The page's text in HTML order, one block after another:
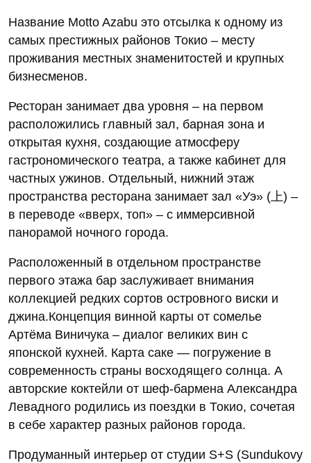
Название Motto Azabu это отсылка к одному из
самых престижных районов Токио – месту
проживания местных знаменитостей и крупных
бизнесменов.
Ресторан занимает два уровня – на первом
расположились главный зал, барная зона и
открытая кухня, создающие атмосферу
гастрономического театра, а также кабинет для
частных ужинов. Отдельный, нижний этаж
пространства ресторана занимает зал «Уэ» (上) –
в переводе «вверх, топ» – с иммерсивной
панорамой ночного города.
Расположенный в отдельном пространстве
первого этажа бар заслуживает внимания
коллекцией редких сортов островного виски и
джина.Концепция винной карты от сомелье
Артёма Виничука – диалог великих вин с
японской кухней. Карта саке — погружение в
современность страны восходящего солнца. А
авторские коктейли от шеф-бармена Александра
Левадного родились из поездки в Токио, сочетая
в себе характер разных районов города.
Продуманный интерьер от студии S+S (Sundukovy